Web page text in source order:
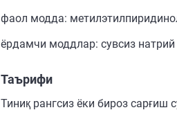
фаол модда:
ёрдамчи моддлар: сувсиз
Таърифи
Тиниқ рангсиз ёки бироз сарғиш